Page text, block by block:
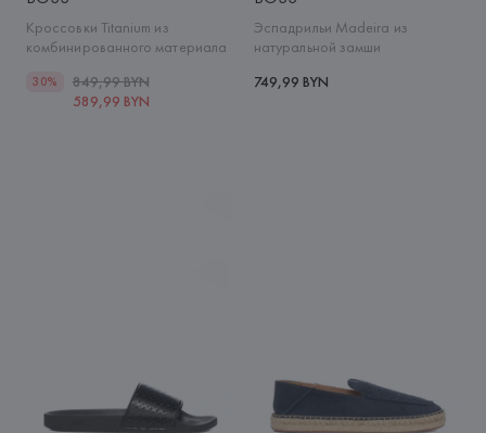
Кроссовки Titanium из
комбинированного материала
30%
849,99 BYN
589,99 BYN
Эспадрильи Madeira из
натуральной замши
749,99 BYN